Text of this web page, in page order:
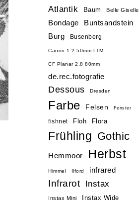
Atlantik Baum Belle Giselle
Bondage Buntsandstein
Burg Busenberg
Canon 1.2 50mm LTM
CF Planar 2.8 80mm
de.rec.fotografie
Dessous Dresden
Farbe Felsen Fenster
fishnet Floh Flora
Frühling Gothic
Hemmoor Herbst
Himmel Ilford infrared
Infrarot Instax
Instax Mini
Instax Wide